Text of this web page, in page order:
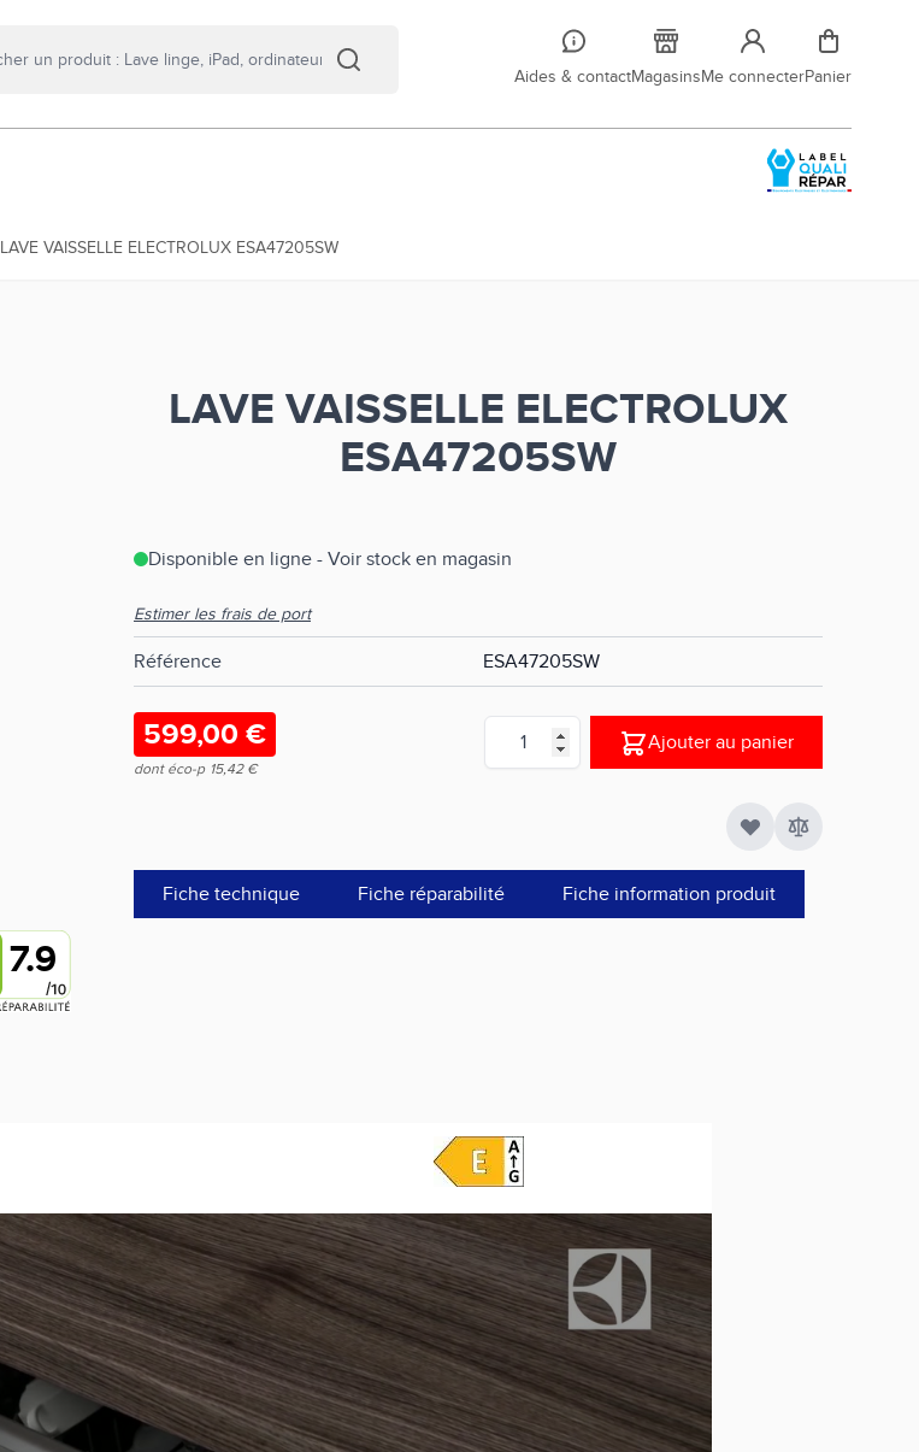
Aides & contactMagasinsMe connecterPanier
LAVE VAISSELLE ELECTROLUX ESA47205SW
LAVE VAISSELLE ELECTROLUX
ESA47205SW
7.9
Disponible en ligne - Voir stock en magasin
Estimer les frais de port
Référence ESA47205SW
599,00 €
dont éco-p 15,42 €
Quantité
Ajouter au panier
Fiche technique Fiche réparabilité Fiche information produit